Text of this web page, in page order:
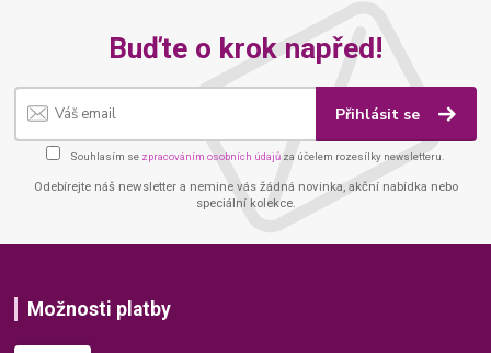
Buďte o krok napřed!
Přihlásit se
Souhlasím se zpracováním osobních údajů za účelem rozesílky newsletteru.
Odebírejte náš newsletter a nemine vás žádná novinka, akční nabídka nebo
speciální kolekce.
Možnosti platby